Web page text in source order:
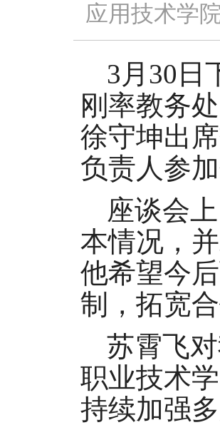
应用技术学
3 月 30 日
刚率教务
徐守坤出
负责人参加
座谈会
本情况，
他希望今
制，拓宽
苏霄飞
职业技术
持续加强